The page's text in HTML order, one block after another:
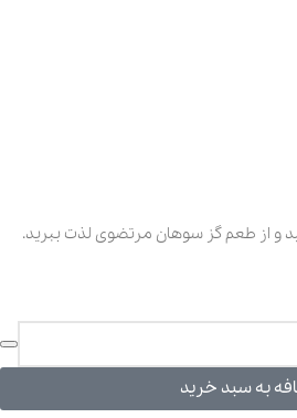
و از طعم گز سوهان مرتضوی لذت ببرید.
به سبد خرید